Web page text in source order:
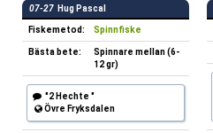
07-27 Hug Pascal
Fiskemetod: Spinnfiske
Bästa bete:
Spinnare mellan (6-
12 gr)
"2 Hechte "
Övre Fryksdalen